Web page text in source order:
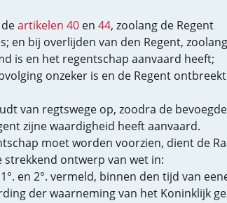
artikelen 40en 44, zoolang de Regent
en bij overlijden van den Regent,
is en het regentschap aanvaard heeft;
onzeker is en de Regent
van regtswege op, zoodra de bevoegde
zijne waardigheid heeft aanvaard.
moet worden voorzien, dient de
strekkend ontwerp van wet in:
en 2°. vermeld, binnen den tijd van
der waarneming van het Koninklijk